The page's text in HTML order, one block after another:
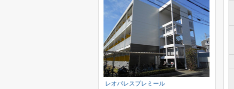
レオパレスプレミール